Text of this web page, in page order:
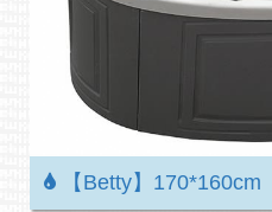
【Betty】170*160cm